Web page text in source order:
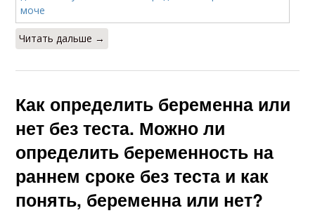
Читать дальше →
Как определить беременна или
нет без теста. Можно ли
определить беременность на
раннем сроке без теста и как
понять, беременна или нет?